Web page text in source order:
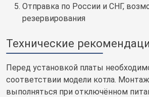
Отправка по России и СНГ,
резервирования
Технические
Перед установкой платы
соответствии модели котла.
выполняться при отключённом